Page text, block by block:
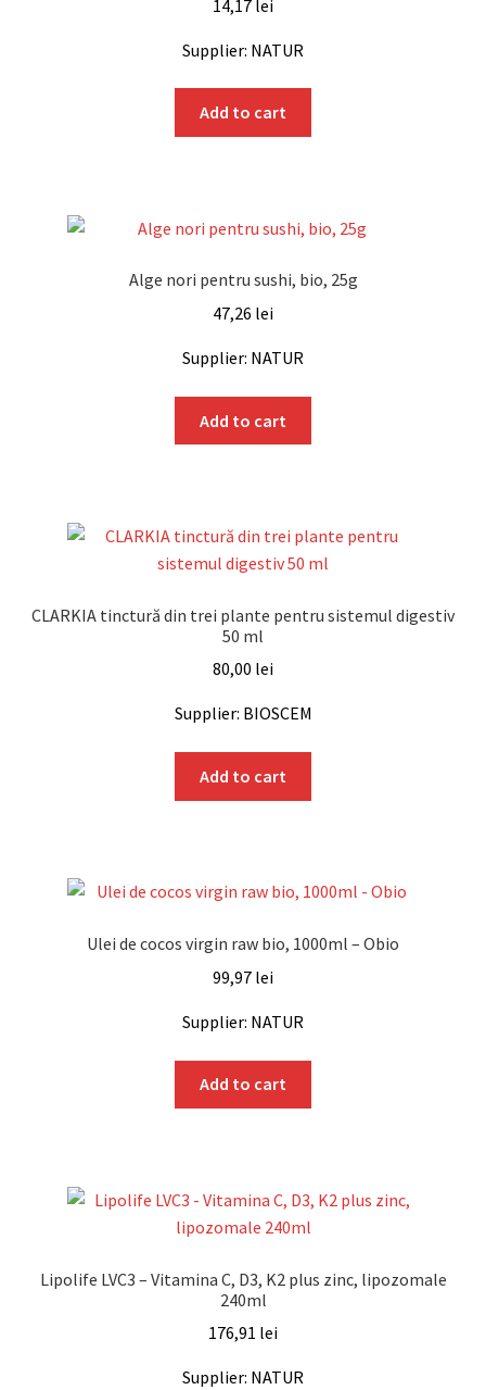
14,17 lei
Supplier: NATUR
Add to cart
Alge nori pentru sushi, bio, 25g
47,26 lei
Supplier: NATUR
Add to cart
CLARKIA tinctură din trei plante pentru sistemul digestiv
50 ml
80,00 lei
Supplier: BIOSCEM
Add to cart
Ulei de cocos virgin raw bio, 1000ml – Obio
99,97 lei
Supplier: NATUR
Add to cart
Lipolife LVC3 – Vitamina C, D3, K2 plus zinc, lipozomale
240ml
176,91 lei
Supplier: NATUR